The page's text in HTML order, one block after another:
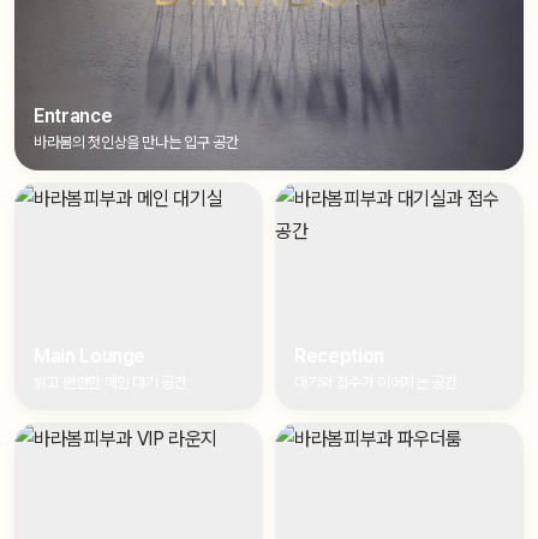
Entrance
바라봄의 첫인상을 만나는 입구 공간